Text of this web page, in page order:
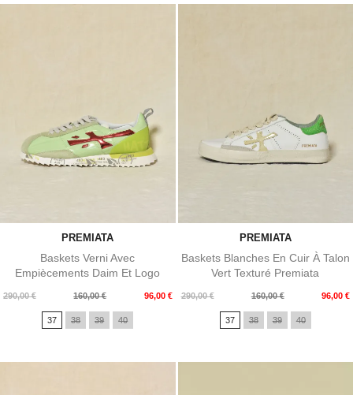
PREMIATA
Baskets Verni Avec
Empiècements Daim Et Logo
290,00 €
Prix
160,00 € 96,00 €
Prix
37 38 39 40
PREMIATA
Baskets Blanches En Cuir À Talon
Vert Texturé Premiata
290,00 €
Prix
160,00 € 96,00 €
Prix
37 38 39 40